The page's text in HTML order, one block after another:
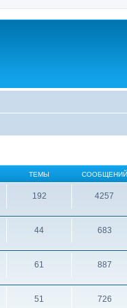
ТЕМЫ СООБЩЕНИЙ
192 4257
44 683
61 887
51 726